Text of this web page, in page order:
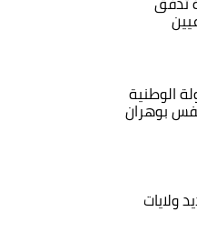
الوطنية
بوهران
ولايات